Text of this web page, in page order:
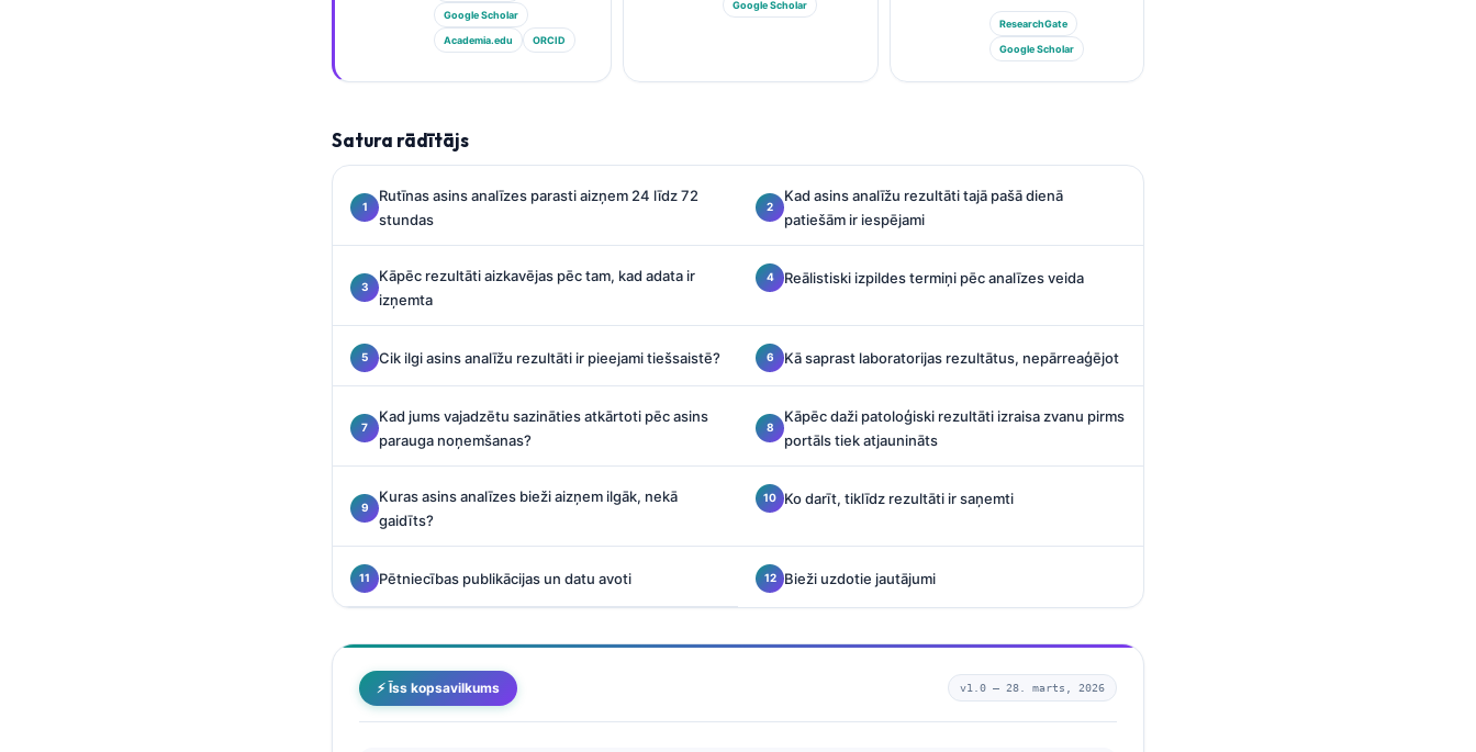
Google Scholar
Academia.edu ORCID
Google Scholar
ResearchGate
Google Scholar
Satura rādītājs
Rutīnas asins analīzes parasti aizņem 24 līdz 72
stundas
Kad asins analīžu rezultāti tajā pašā dienā
patiešām ir iespējami
Kāpēc rezultāti aizkavējas pēc tam, kad adata ir
izņemta
Reālistiski izpildes termiņi pēc analīzes veida
Cik ilgi asins analīžu rezultāti ir pieejami tiešsaistē? Kā saprast laboratorijas rezultātus, nepārreaģējot
Kad jums vajadzētu sazināties atkārtoti pēc asins
parauga noņemšanas?
Kāpēc daži patoloģiski rezultāti izraisa zvanu pirms
portāls tiek atjaunināts
Kuras asins analīzes bieži aizņem ilgāk, nekā
gaidīts?
Ko darīt, tiklīdz rezultāti ir saņemti
Pētniecības publikācijas un datu avoti Bieži uzdotie jautājumi
⚡ Īss kopsavilkums v1.0 — 28. marts, 2026